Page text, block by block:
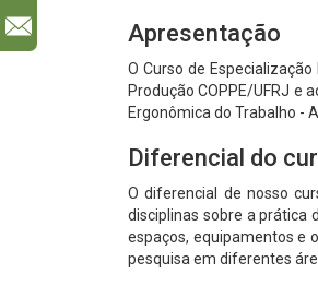
Apresentação
O Curso de
Produção COPPE/UFRJ e
Ergonômica do Trabalho -
Diferencial do
O diferencial de nosso
disciplinas sobre a prática
espaços, equipamentos e
pesquisa em diferentes